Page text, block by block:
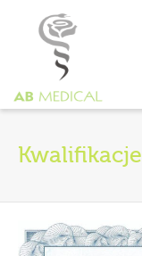
Kwalifikacje